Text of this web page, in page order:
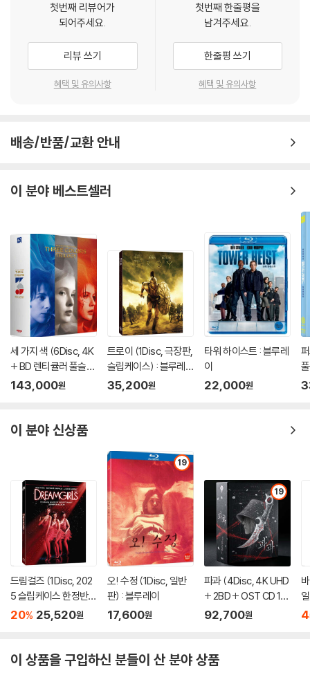
첫번째 리뷰어가
되어주세요.
리뷰 쓰기
혜택 및 유의사항
첫번째 한줄평을
남겨주세요.
한줄평 쓰기
혜택 및 유의사항
배송/반품/교환 안내
이 분야 베스트셀러
세 가지 색 (6Disc, 4K
+ BD 렌티큘러 풀슬립
트릴로지 박스 한정판)
143,000원
트로이 (1Disc, 극장판,
슬립케이스) : 블루레
이
35,200원
타워 하이스트 : 블루레
이
22,000원
이 분야 신상품
드림걸즈 (1Disc, 202
5 슬립케이스 한정반 B
D) : 블루레이
20% 25,520원
19
오! 수정 (1Disc, 일반
판) : 블루레이
17,600원
19
파과 (4Disc, 4K UHD
+ 2BD + OST CD 15
00장 한정 스틸북 한정
92,700원
이 상품을 구입하신 분들이 산 분야 상품